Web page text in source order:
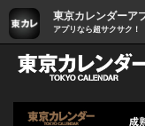
東京カレンダーア
アプリなら超サクサク！